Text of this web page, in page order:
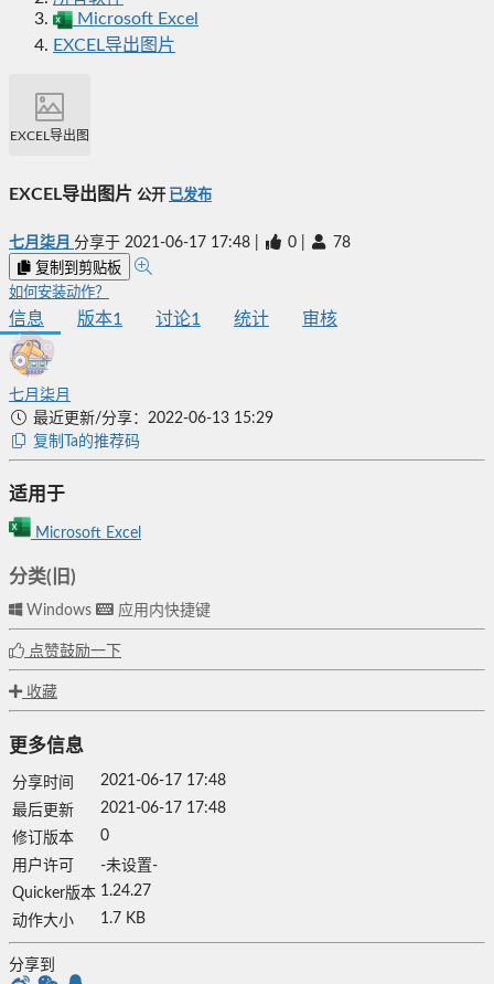
Microsoft Excel
EXCEL导出图片
EXCEL导出图片
EXCEL导出图片 公开 已发布
七月柒月 分享于 2021-06-17 17:48 0 78
复制到剪贴板
如何安装动作？
信息 版本1 讨论1 统计 审核
七月柒月
最近更新/分享：2022-06-13 15:29
复制Ta的推荐码
适用于
Microsoft Excel
分类(旧)
Windows 应用内快捷键
点赞鼓励一下
收藏
更多信息
分享时间
2021-06-17 17:48
最后更新
2021-06-17 17:48
修订版本
0
用户许可
-未设置-
Quicker版本 1.24.27
动作大小
1.7 KB
分享到